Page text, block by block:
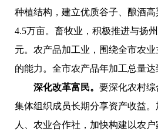
种植结构，建立优质谷子、酿酒
4.5万亩。 畜牧业， 积极推进与扬
元。 农产品加工业， 围绕全市农
的能力。全市农产品年加工总量
深化改革富民。 要深化农村综
集体组织成员长期分享资产收益。
人、农业合作社，加快构建以农